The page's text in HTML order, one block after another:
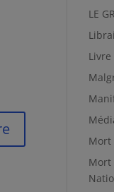
LE
Livre
Mort
Mort